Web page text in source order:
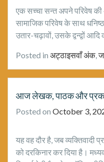
एक सच्चा सन्त अपने परिवेष
सामाजिक परिवेष के साथ
उतार-चढ़ावों, उसके द्वन्द्वों
Posted in अट्ठाइसवाँ अंक,
आज लेखक, पाठक और
Posted on October 3,
यह वह दौर है, जब व्यक्तिवादी
को दरकिनार कर दिया है।